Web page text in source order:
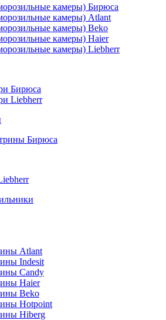
камеры) Бирюса
камеры) Atlant
камеры) Beko
камеры) Haier
камеры) Liebherr
Бирюса
Liebherr
Бирюса
Atlant
Indesit
Candy
Haier
Beko
Hotpoint
Hiberg